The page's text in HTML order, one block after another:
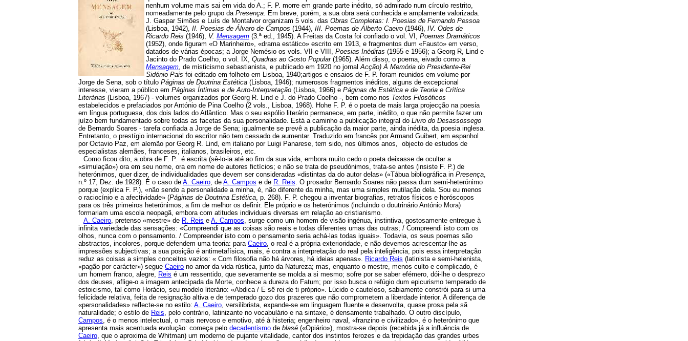
nenhum volume mais sai em vida do A.; F. P. morre em grande parte inédito, só admirado num círculo restrito,
nomeadamente pelo grupo da Presença. Em breve, porém, a sua obra será conhecida e amplamente valorizada.
J. Gaspar Simões e Luís de Montalvor organizam 5 vols. das Obras Completas: I. Poesias de Fernando Pessoa
(Lisboa, 1942), II. Poesias de Álvaro de Campos (1944), III. Poemas de Alberto Caeiro (1946), IV. Odes de
Ricardo Reis (1946), V. Mensagem (3.ª ed., 1945). A Freitas da Costa foi confiado o vol. VI, Poemas Dramáticos
(1952), onde figuram «O Marinheiro», «drama estático» escrito em 1913, e fragmentos dum «Fausto» em verso,
datados de várias épocas; a Jorge Nemésio os vols. VII e VIII, Poesias Inéditas (1955 e 1956); a Georg R, Lind e
Jacinto do Prado Coelho, o vol. IX, Quadras ao Gosto Popular(1965). Além disso, o poema, eivado como a
Mensagem, de misticismo sebastianista, e publicado em 1920 no jornalAcção) À Memória do Presidente-Rei
Sidónio Pais foi editado em folheto em Lisboa, 1940;artigos e ensaios de F. P. foram reunidos em volume por
Jorge de Sena, sob o título Páginas de Doutrina Estética (Lisboa, 1946); numerosos fragmentos inéditos, alguns de excepcional
interesse, vieram a público em Páginas Íntimas e de Auto-Interpretação (Lisboa, 1966) e Páginas de Estética e de Teoria e Crítica
Literárias (Lisboa, 1967) - volumes organizados por Georg R. Lind e J. do Prado Coelho -, bem como nos Textos Filosóficos
estabelecidos e prefaciados por António de Pina Coelho (2 vols., Lisboa, 1968). Hohe F. P. é o poeta de mais larga projecção na poesia
em língua portuguesa, dos dois lados do Atlântico. Mas o seu espólio literário permanece, em parte, inédito, o que não permite fazer um
juízo bem fundamentado sobre todas as facetas da sua personalidade. Está a caminho a publicação integral do Livro do Desassossego
de Bernardo Soares - tarefa confiada a Jorge de Sena; igualmente se prevê a publicação da maior parte, ainda inédita, da poesia inglesa.
Entretanto, o prestígio internacional do escritor não tem cessado de aumentar. Traduzido em francês por Armand Guibert, em espanhol
por Octavio Paz, em alemão por Georg R. Lind, em italiano por Luigi Panarese, tem sido, nos últimos anos, objecto de estudos de
especialistas alemães, franceses, italianos, brasileiros, etc.
Como ficou dito, a obra de F. P. é escrita (sê-lo-ia até ao fim da sua vida, embora muito cedo o poeta deixasse de ocultar a
«simulação») ora em seu nome, ora em nome de autores fictícios; e não se trata de pseudónimos, trata-se antes (insiste F. P.) de
heterónimos, quer dizer, de individualidades que devem ser consideradas «distintas da do autor delas» («Tábua bibliográfica in Presença,
n.º 17, Dez. de 1928). É o caso de A. Caeiro, de A. Campos e de R. Reis. O prosador Bernardo Soares não passa dum semi-heterónimo
porque (explica F. P.), «não sendo a personalidade a minha, é, não diferente da minha, mas uma simples mutilação dela. Sou eu menos
o raciocínio e a afectividade» (Páginas de Doutrina Estética, p. 268). F. P. chegou a inventar biografias, retratos físicos e horóscopos
para os três primeiros heterónimos, a fim de melhor os definir. Ele próprio e os heterónimos (incluindo o doutrinário António Mora)
formariam uma escola neopagã, embora com atitudes individuais diversas em relação ao cristianismo.
A. Caeiro, pretenso «mestre» de R. Reis e A. Campos, surge como um homem de visão ingénua, instintiva, gostosamente entregue à
infinita variedade das sensações: «Compreendi que as coisas são reais e todas diferentes umas das outras; / Compreendi isto com os
olhos, nunca com o pensamento. / Compreender isto com o pensamento seria achá-las todas iguais». Todavia, os seus poemas são
abstractos, incolores, porque defendem uma teoria: para Caeiro, o real é a própria exterioridade, e não devemos acrescentar-lhe as
impressões subjectivas; a sua posição é antimetafísica, mais, é contra a interpretação do real pela inteligência, pois essa interpretação
reduz as coisas a simples conceitos vazios: « Com filosofia não há árvores, há ideias apenas». Ricardo Reis (latinista e semi-helenista,
«pagão por carácter») segue Caeiro no amor da vida rústica, junto da Natureza; mas, enquanto o mestre, menos culto e complicado, é
um homem franco, alegre, Reis é um ressentido, que severamente se molda a si mesmo; sofre por se saber efémero, dói-lhe o desprezo
dos deuses, aflige-o a imagem antecipada da Morte, conhece a dureza do Fatum; por isso busca o refúgio dum epicurismo temperado de
estoicismo, tal como Horácio, seu modelo literário: «Abdica / E sê rei de ti próprio». Lúcido e cauteloso, sabiamente constrói para si uma
felicidade relativa, feita de resignação altiva e de temperado gozo dos prazeres que não comprometem a liberdade interior. A diferença de
«personalidades» reflecte-se no estilo: A. Caeiro, versilibrista, expande-se em linguagem fluente e desenvolta, quase prosa pela sã
naturalidade; o estilo de Reis, pelo contrário, latinizante no vocabulário e na sintaxe, é densamente trabalhado. O outro discípulo,
Campos, é o menos intelectual, o mais nervoso e emotivo, até à histeria; engenheiro naval, «franzino e civilizado», é o heterónimo que
apresenta mais acentuada evolução: começa pelo decadentismo de blasé («Opiário»), mostra-se depois (recebida já a influência de
Caeiro, que o aproxima de Whitman) um moderno de pujante vitalidade, cantor dos instintos ferozes e da trepidação das grandes urbes